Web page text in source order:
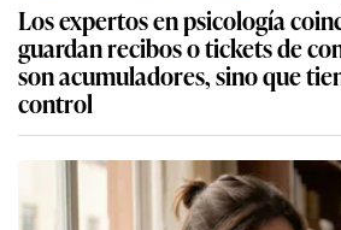
Los expertos en psicología
guardan recibos o tickets de
son acumuladores, sino que
control